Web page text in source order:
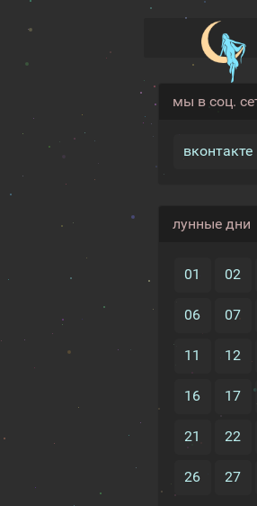
мы в соц.
вконтакте
лунные дни
01 02
06 07
11 12
16 17
21 22
26 27